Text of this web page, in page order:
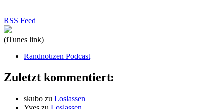
RSS Feed
(iTunes link)
Randnotizen Podcast
Zuletzt kommentiert:
skubo zu Loslassen
Yves zu Loslassen